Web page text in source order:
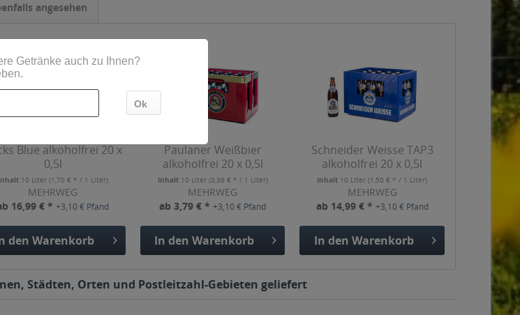
angesehen
Blue alkoholfrei 20 x
0,5l
10 Liter (1,70 € * / 1 Liter)
MEHRWEG
16,99 € *+3,10 € Pfand
den Warenkorb
Paulaner Weißbier
alkoholfrei 20 x 0,5l
Inhalt 10 Liter (0,38 € * / 1 Liter)
MEHRWEG
ab 3,79 € *+3,10 € Pfand
In den Warenkorb
Schneider Weisse TAP3
alkoholfrei 20 x 0,5l
Inhalt 10 Liter(1,50 € * / 1 Liter)
MEHRWEG
ab 14,99 € * +3,10 € Pfand
In den Warenkorb
Städten, Orten und Postleitzahl-Gebieten geliefert